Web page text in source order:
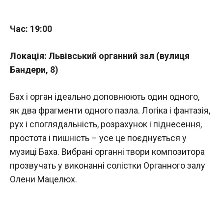
Час: 19:00
Локація: Львівський органний зал (вулиця
Бандери, 8)
Бах і орган ідеально доповнюють один одного,
як два фрагменти одного пазла. Логіка і фантазія,
рух і споглядальність, розрахунок і піднесення,
простота і пишність – усе це поєднується у
музиці Баха. Вибрані органні твори композитора
прозвучать у виконанні солістки Органного залу
Олени Мацелюх.